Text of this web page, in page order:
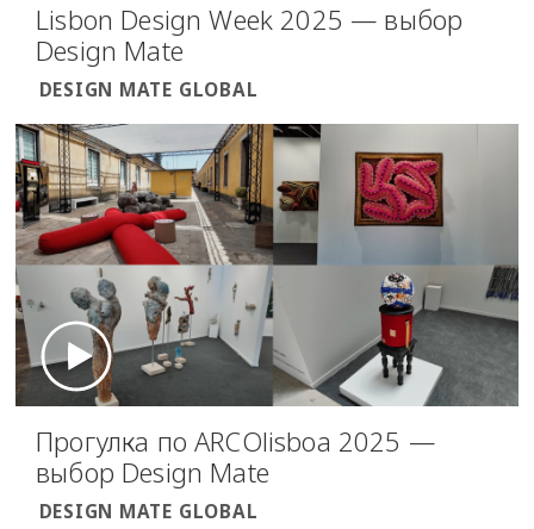
Lisbon Design Week 2025 — выбор
Design Mate
DESIGN MATE GLOBAL
Прогулка по ARCOlisboa 2025 —
выбор Design Mate
DESIGN MATE GLOBAL